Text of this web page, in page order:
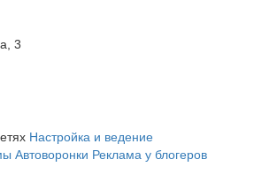
3
Настройка и ведение
Автоворонки Реклама у блогеров